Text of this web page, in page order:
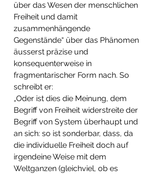
über das Wesen der menschlichen
Freiheit und damit
zusammenhängende
Gegenstände“ über das Phänomen
äusserst präzise und
konsequenterweise in
fragmentarischer Form nach. So
schreibt er:
„Oder ist dies die Meinung, dem
Begriff von Freiheit widerstreite der
Begriff von System überhaupt und
an sich: so ist sonderbar, dass, da
die individuelle Freiheit doch auf
irgendeine Weise mit dem
Weltganzen (gleichviel, ob es